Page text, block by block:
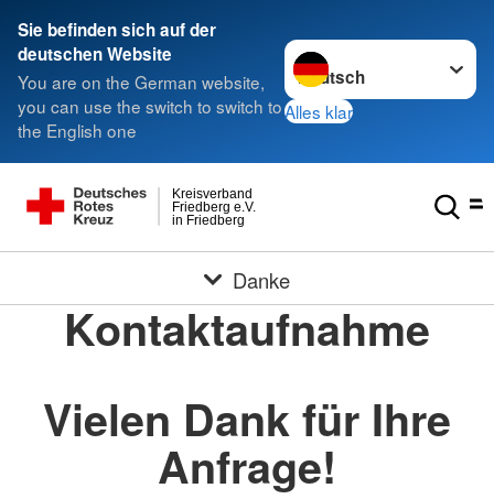
Sie befinden sich auf der
deutschen Website
You are on the German website,
you can use the switch to switch to
the English one
Sprache wechseln zu
Alles klar
in Friedberg
Friedberg e.V.
Kreisverband
Danke
Kontaktaufnahme
Vielen Dank für Ihre
Anfrage!